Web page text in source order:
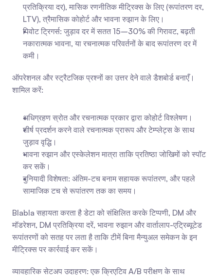
प्रतिक्रिया दर), मासिक रणनीतिक मीट्रिक्स के लिए (रूपांतरण दर,
LTV), त्रैमासिक कोहोर्ट और भावना रुझान के लिए।
पिवोट ट्रिगर्स: जुड़ाव दर में सतत 15–30% की गिरावट, बढ़ती
नकारात्मक भावना, या रचनात्मक परिवर्तनों के बाद रूपांतरण दर में
कमी।
ऑपरेशनल और स्ट्रैटजिक प्रश्नों का उत्तर देने वाले डैशबोर्ड बनाएँ।
शामिल करें:
अधिग्रहण स्रोत और रचनात्मक प्रकार द्वारा कोहोर्ट विश्लेषण।
शीर्ष प्रदर्शन करने वाले रचनात्मक प्रारूप और टेम्प्लेट्स के साथ
जुड़ाव वृद्धि।
भावना रुझान और एस्केलेशन मात्रा ताकि प्रतिष्ठा जोखिमों को स्पॉट
कर सकें।
बुनियादी विशेषता: अंतिम-टच बनाम सहायक रूपांतरण, और पहले
सामाजिक टच से रूपांतरण तक का समय।
Blabla सहायता करता है डेटा को संक्षिलित करके टिप्पणी, DM और
मॉडरेशन, DM प्रतिक्रिया दरें, भावना रुझान और वार्तालाप-एट्रिब्यूटेड
रूपांतरणों को सतह पर लता है ताकि टीमें बिना मैन्युअल समेकन के इन
मीट्रिक्स पर कार्रवाई कर सकें।
व्यावहारिक सेटअप उदाहरण: एक क्रिएटिव A/B परीक्षण के साथ